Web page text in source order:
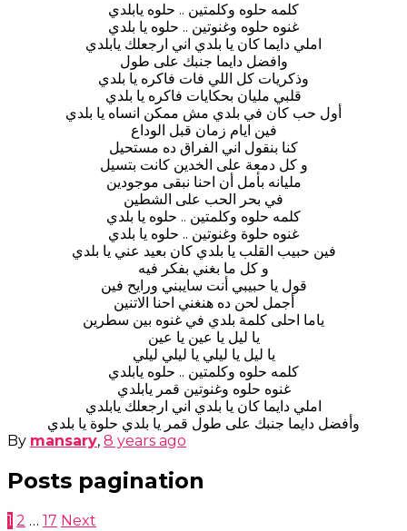
كلمه حلوه وكلمتين .. حلوه يابلدي
غنوه حلوه وغنوتين .. حلوه يا بلدي
املي دايما كان يا بلدي اني ارجعلك يابلدي
وافضل دايما جنبك على طول
وذكريات كل اللي فات فاكره يا بلدي
قلبي مليان بحكايات فاكره يا بلدي
أول حب كان في بلدي مش ممكن انساه يا بلدي
فين ايام زمان قبل الوداع
كنا بنقول اني الفراق ده مستحيل
و كل دمعة على الخدين كانت بتسيل
مليانه بأمل أن احنا نبقى موجودين
في بحر الحب على الشطين
كلمه حلوه وكلمتين .. حلوه يا بلدي
غنوه حلوة وغنوتين .. حلوه يا بلدي
فين حبيب القلب يا بلدي كان بعيد عني يا بلدي
و كل ما بغني بفكر فيه
قول يا حبيبي أنت سايبني ورايح فين
أجمل لحن ده هنغني احنا الاتنين
ياما احلى كلمة بلدي في غنوه بين سطرين
يا ليل يا عين يا عين
يا ليل يا ليلي يا ليلي ليلي
كلمه حلوه وكلمتين .. حلوه يابلدي
غنوه حلوه وغنوتين قمر يابلدي
املي دايما كان يا بلدي اني ارجعلك يابلدي
وأفضل دايما جنبك على طول قمر يا بلدي حلوة يا بلدي
By mansary, 8 years ago
Posts pagination
1 2 … 17 Next